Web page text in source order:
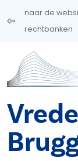
Overslaan en
naar de
rechtbanken